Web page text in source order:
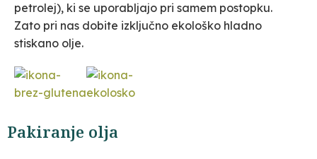
petrolej), ki se uporabljajo pri samem postopku.
Zato pri nas dobite izključno ekološko hladno
stiskano olje.
Pakiranje olja